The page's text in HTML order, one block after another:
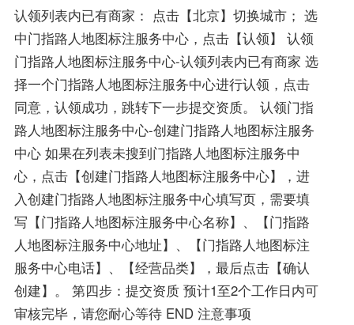
认领列表内已有商家： 点击【北京】切换城市； 选
中门指路人地图标注服务中心，点击【认领】 认领
门指路人地图标注服务中心-认领列表内已有商家 选
择一个门指路人地图标注服务中心进行认领，点击
同意，认领成功，跳转下一步提交资质。 认领门指
路人地图标注服务中心-创建门指路人地图标注服务
中心 如果在列表未搜到门指路人地图标注服务中
心，点击【创建门指路人地图标注服务中心】，进
入创建门指路人地图标注服务中心填写页，需要填
写【门指路人地图标注服务中心名称】、【门指路
人地图标注服务中心地址】、【门指路人地图标注
服务中心电话】、【经营品类】，最后点击【确认
创建】。 第四步：提交资质 预计1至2个工作日内可
审核完毕，请您耐心等待 END 注意事项